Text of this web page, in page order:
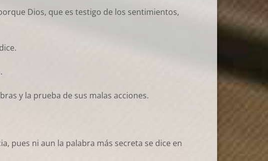
Dios, que es testigo de los sentimientos,
y la prueba de sus malas acciones.
pues ni aun la palabra más secreta se dice en